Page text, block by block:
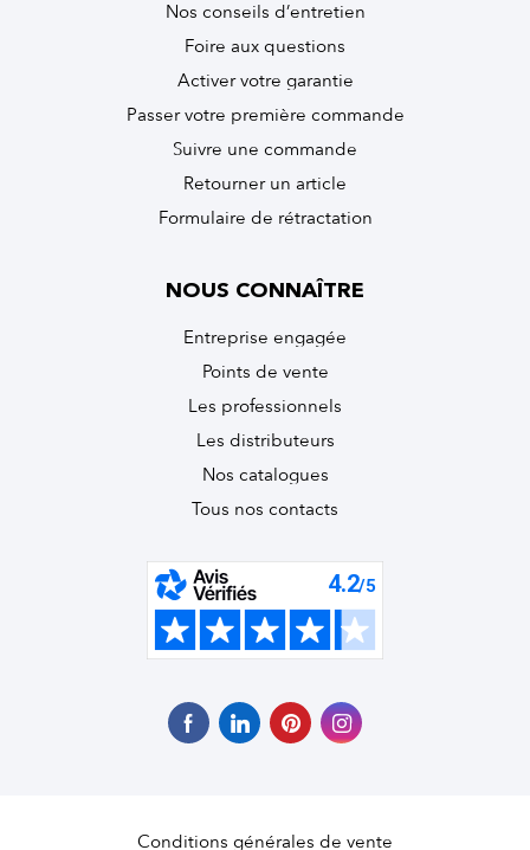
Nos conseils d’entretien
Foire aux questions
Activer votre garantie
Passer votre première commande
Suivre une commande
Retourner un article
Formulaire de rétractation
NOUS CONNAÎTRE
Entreprise engagée
Points de vente
Les professionnels
Les distributeurs
Nos catalogues
Tous nos contacts
Conditions générales de vente